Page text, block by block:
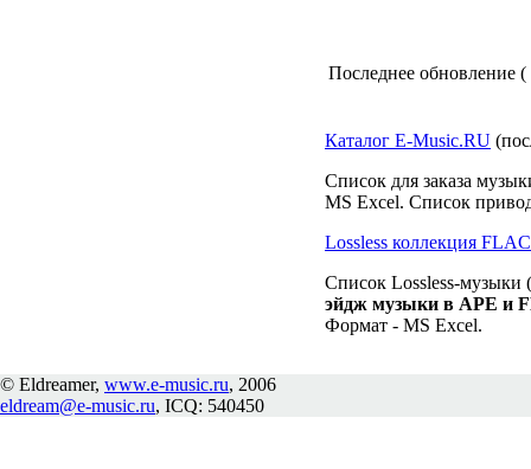
Последнее обновление (
Каталог E-Music.RU
Список для заказа
MS Excel. Список
Lossless коллекция
Список Lossless-музыки
эйдж музыки в APE и
Формат - MS Excel.
© Eldreamer, www.e-music.ru, 2006
eldream@e-music.ru, ICQ: 540450